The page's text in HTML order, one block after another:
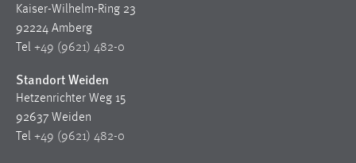
Kaiser-Wilhelm-Ring 23
92224 Amberg
Tel +49 (9621) 482-0
Standort Weiden
Hetzenrichter Weg 15
92637 Weiden
Tel +49 (9621) 482-0